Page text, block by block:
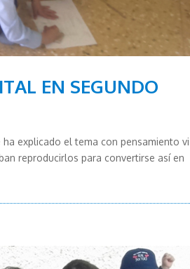
EN SEGUNDO
explicado el tema con pensamiento
reproducirlos para convertirse así en